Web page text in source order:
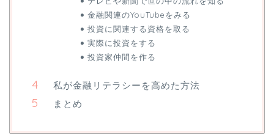
金融関連のYouTubeをみる
投資に関連する資格を取る
実際に投資をする
投資家仲間を作る
私が金融リテラシーを高めた方法
まとめ